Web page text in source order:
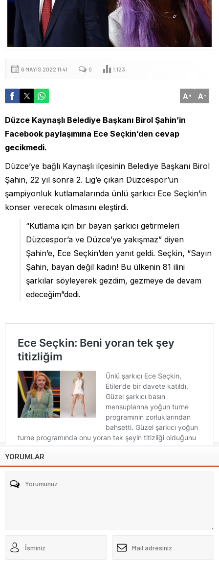
6 MAYIS 2022 11:41 0 1.123
A+ A-
Düzce Kaynaşlı Belediye Başkanı Birol Şahin’in
Facebook paylaşımına Ece Seçkin’den cevap
gecikmedi.
Düzce’ye bağlı Kaynaşlı ilçesinin Belediye Başkanı Birol
Şahin, 22 yıl sonra 2. Lig’e çıkan Düzcespor’un
şampiyonluk kutlamalarında ünlü şarkıcı Ece Seçkin’in
konser verecek olmasını eleştirdi.
“Kutlama için bir bayan şarkıcı getirmeleri
Düzcespor’a ve Düzce’ye yakışmaz” diyen
Şahin’e, Ece Seçkin’den yanıt geldi. Seçkin, “Sayın
Şahin, bayan değil kadın! Bu ülkenin 81 ilini
şarkılar söyleyerek gezdim, gezmeye de devam
edeceğim”dedi.
YORUMLAR